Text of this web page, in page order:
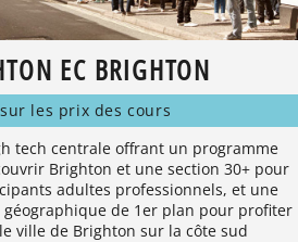
EC BRIGHTON
les prix des cours
tech centrale offrant un programme
Brighton et une section 30+ pour
adultes professionnels, et une
de 1er plan pour profiter
ville de Brighton sur la côte sud